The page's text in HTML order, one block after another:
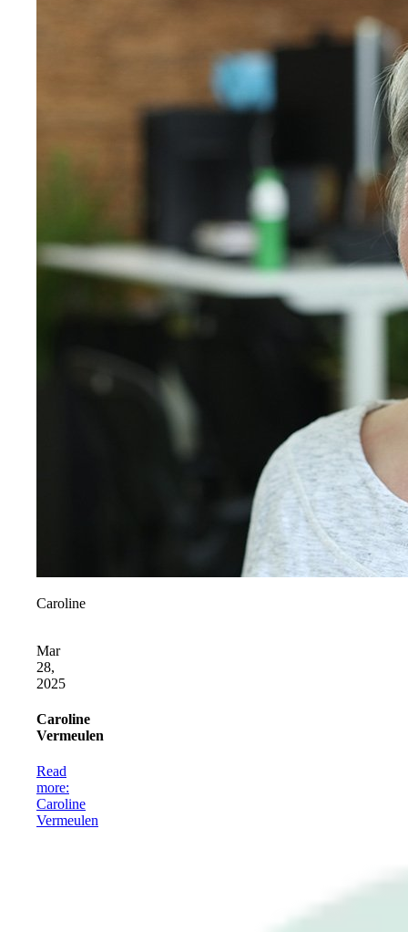
Caroline
Mar
28,
2025
Caroline
Vermeulen
Read
more:
Caroline
Vermeulen